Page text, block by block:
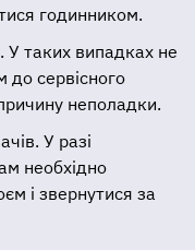
годинником.
. У таких випадках не
до сервісного
неполадки.
У разі
необхідно
і звернутися за